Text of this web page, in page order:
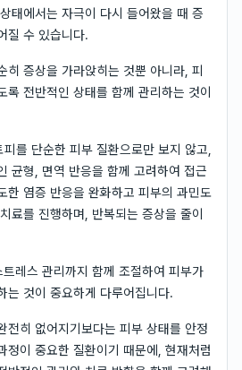
태에서는 자극이 다시 들어왔을 때 증
질 수 있습니다.
히 증상을 가라앉히는 것뿐 아니라, 피
록 전반적인 상태를 함께 관리하는 것이
를 단순한 피부 질환으로만 보지 않고,
균형, 면역 반응을 함께 고려하여 접근
한 염증 반응을 완화하고 피부의 과민도
료를 진행하며, 반복되는 증상을 줄이
레스 관리까지 함께 조절하여 피부가
는 것이 중요하게 다루어집니다.
전히 없어지기보다는 피부 상태를 안정
정이 중요한 질환이기 때문에, 현재처럼